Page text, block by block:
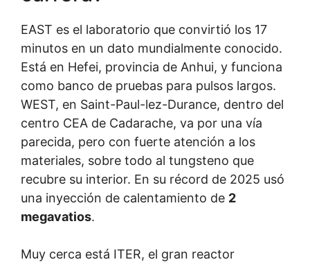
EAST es el laboratorio que convirtió los 17
minutos en un dato mundialmente conocido.
Está en Hefei, provincia de Anhui, y funciona
como banco de pruebas para pulsos largos.
WEST, en Saint-Paul-lez-Durance, dentro del
centro CEA de Cadarache, va por una vía
parecida, pero con fuerte atención a los
materiales, sobre todo al tungsteno que
recubre su interior. En su récord de 2025 usó
una inyección de calentamiento de 2
megavatios.
Muy cerca está ITER, el gran reactor